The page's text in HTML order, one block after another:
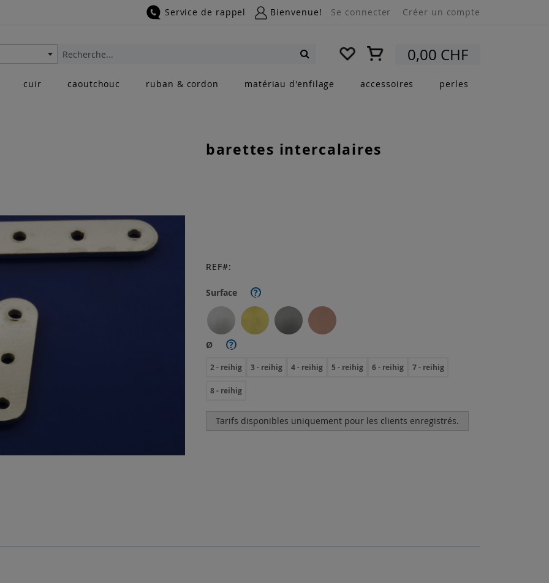
Service de rappel Bienvenue! Se connecter Créer un compte
Mon panier0,00 CHF
Rechercher
cuir caoutchouc ruban & cordon matériau d'enfilage accessoires perles
barettes intercalaires
Surface ?
Ø ?
2 - reihig 3 - reihig 4 - reihig 5 - reihig 6 - reihig 7 - reihig
8 - reihig
Tarifs disponibles uniquement pour les clients enregistrés.
REF